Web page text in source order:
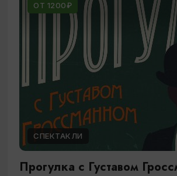
ОТ 1200₽
СПЕКТАКЛИ
Прогулка с Густавом